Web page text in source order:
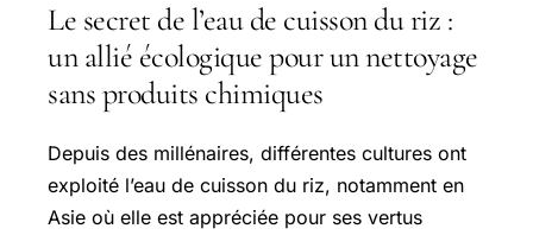
Le secret de l’eau de cuisson du riz :
un allié écologique pour un nettoyage
sans produits chimiques
Depuis des millénaires, différentes cultures ont
exploité l’eau de cuisson du riz, notamment en
Asie où elle est appréciée pour ses vertus